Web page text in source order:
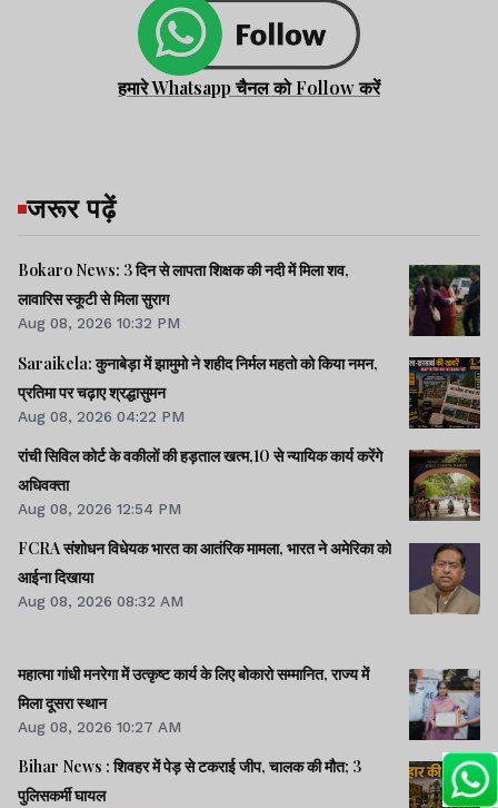
हमारे Whatsapp चैनल को Follow करें
जरूर पढ़ें
Bokaro News: 3 दिन से लापता शिक्षक की नदी में मिला शव,
लावारिस स्कूटी से मिला सुराग
Aug 08, 2026 10:32 PM
Saraikela: कुनाबेड़ा में झामुमो ने शहीद निर्मल महतो को किया नमन,
प्रतिमा पर चढ़ाए श्रद्धासुमन
Aug 08, 2026 04:22 PM
रांची सिविल कोर्ट के वकीलों की हड़ताल खत्म,10 से न्यायिक कार्य करेंगे
अधिवक्ता
Aug 08, 2026 12:54 PM
FCRA संशोधन विधेयक भारत का आतंरिक मामला, भारत ने अमेरिका को
आईना दिखाया
Aug 08, 2026 08:32 AM
महात्मा गांधी मनरेगा में उत्कृष्ट कार्य के लिए बोकारो सम्मानित, राज्य में
मिला दूसरा स्थान
Aug 08, 2026 10:27 AM
Bihar News : शिवहर में पेड़ से टकराई जीप, चालक की मौत; 3
पुलिसकर्मी घायल